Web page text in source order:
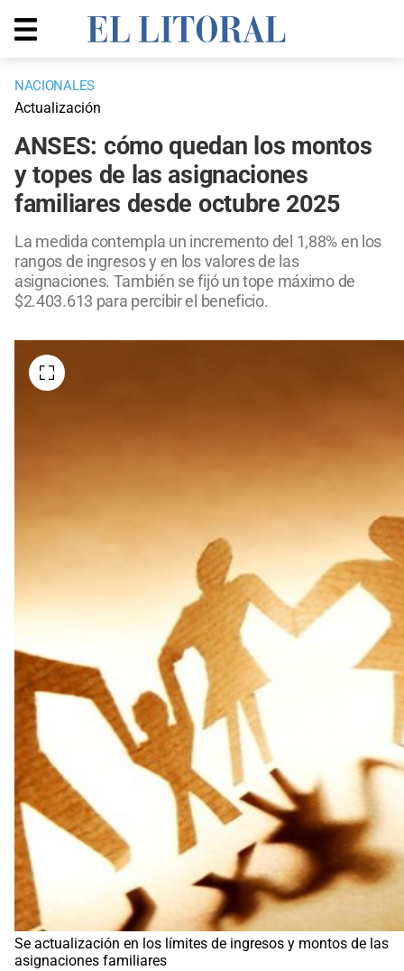
NACIONALES
Actualización
ANSES: cómo quedan los montos
y topes de las asignaciones
familiares desde octubre 2025
La medida contempla un incremento del 1,88% en los
rangos de ingresos y en los valores de las
asignaciones. También se fijó un tope máximo de
$2.403.613 para percibir el beneficio.
Se actualización en los límites de ingresos y montos de las
asignaciones familiares